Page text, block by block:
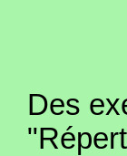
Des